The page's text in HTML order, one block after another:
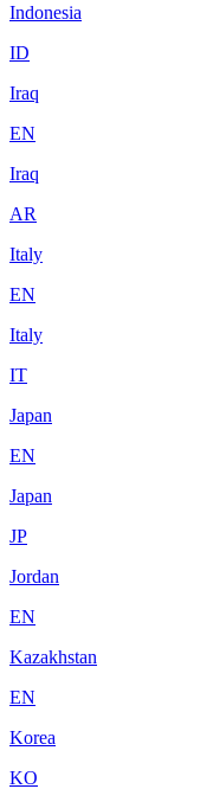
Indonesia
ID
Iraq
EN
Iraq
AR
Italy
EN
Italy
IT
Japan
EN
Japan
JP
Jordan
EN
Kazakhstan
EN
Korea
KO